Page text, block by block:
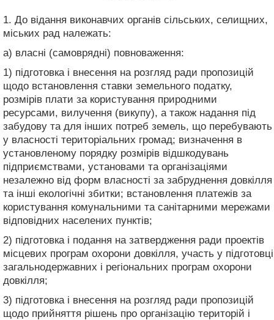
1. До відання виконавчих органів сільських, селищних,
міських рад належать:
а) власні (самоврядні) повноваження:
1) підготовка і внесення на розгляд ради пропозицій
щодо встановлення ставки земельного податку,
розмірів плати за користування природними
ресурсами, вилучення (викупу), а також надання під
забудову та для інших потреб земель, що перебувають
у власності територіальних громад; визначення в
установленому порядку розмірів відшкодувань
підприємствами, установами та організаціями
незалежно від форм власності за забруднення довкілля
та інші екологічні збитки; встановлення платежів за
користування комунальними та санітарними мережами
відповідних населених пунктів;
2) підготовка і подання на затвердження ради проектів
місцевих програм охорони довкілля, участь у підготовці
загальнодержавних і регіональних програм охорони
довкілля;
3) підготовка і внесення на розгляд ради пропозицій
щодо прийняття рішень про організацію територій і